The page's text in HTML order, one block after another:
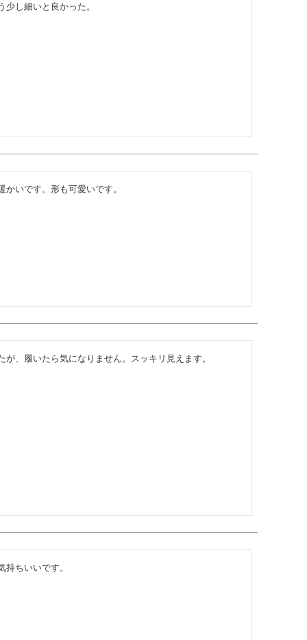
し細いと良かった。
いです。形も可愛いです。
、履いたら気になりません。スッキリ見えます。
ちいいです。